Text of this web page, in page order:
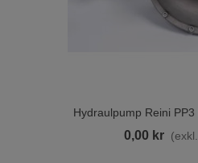
Hydraulpump Reini
0,00 kr